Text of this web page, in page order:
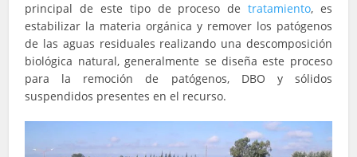
principal de este tipo de proceso de tratamiento, es
estabilizar la materia orgánica y remover los patógenos
de las aguas residuales realizando una descomposición
biológica natural, generalmente se diseña este proceso
para la remoción de patógenos, DBO y sólidos
suspendidos presentes en el recurso.